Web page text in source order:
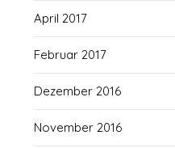
April 2017
Februar 2017
Dezember 2016
November 2016